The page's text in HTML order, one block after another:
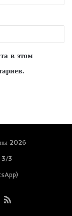
в этом
2026
3/3
RSS